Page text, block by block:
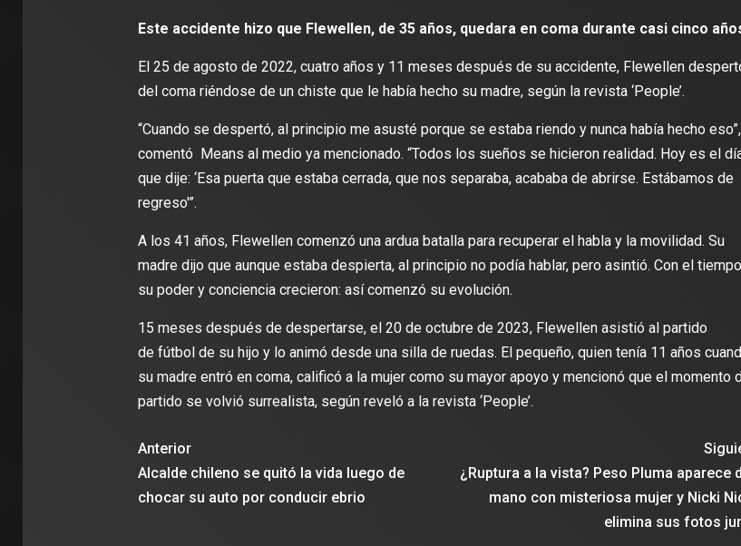
Este accidente hizo que Flewellen, de 35 años, quedara en coma durante casi cinco
El 25 de agosto de 2022, cuatro años y 11 meses después de su accidente, Flewellen
del coma riéndose de un chiste que le había hecho su madre, según la revista ‘People’.
“Cuando se despertó, al principio me asusté porque se estaba riendo y nunca había hecho
comentó Means al medio ya mencionado. “Todos los sueños se hicieron realidad. Hoy es el
que dije: ‘Esa puerta que estaba cerrada, que nos separaba, acababa de abrirse. Estábamos de
regreso'”.
A los 41 años, Flewellen comenzó una ardua batalla para recuperar el habla y la movilidad. Su
madre dijo que aunque estaba despierta, al principio no podía hablar, pero asintió. Con el
su poder y conciencia crecieron: así comenzó su evolución.
15 meses después de despertarse, el 20 de octubre de 2023, Flewellen asistió al partido
de fútbol de su hijo y lo animó desde una silla de ruedas. El pequeño, quien tenía 11 años
su madre entró en coma, calificó a la mujer como su mayor apoyo y mencionó que el momento
partido se volvió surrealista, según reveló a la revista ‘People’.
Anterior
Alcalde chileno se quitó la vida luego de
chocar su auto por conducir ebrio
¿Ruptura a la vista? Peso Pluma aparece
mano con misteriosa mujer y Nicki
elimina sus fotos
2 min de lectura
DEPORTES
James Rodríguez se une al Club
con la ilusión de jugar el Mundial de
Clubes
2 min de lectura
edición limitada
para el partido